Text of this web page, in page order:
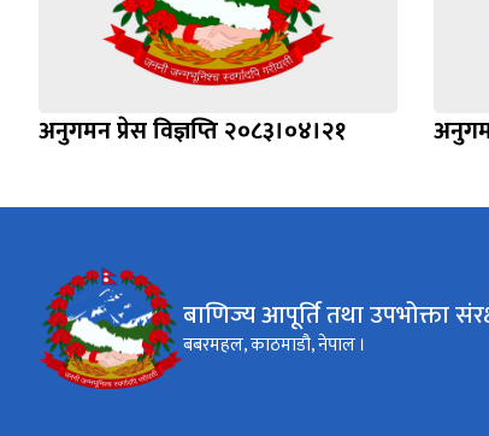
अनुगमन प्रेस विज्ञप्ति २०८३।०४।२१
बाणिज्य आपूर्ति तथा उपभोक्ता
बबरमहल, काठमाडौ, नेपाल ।​